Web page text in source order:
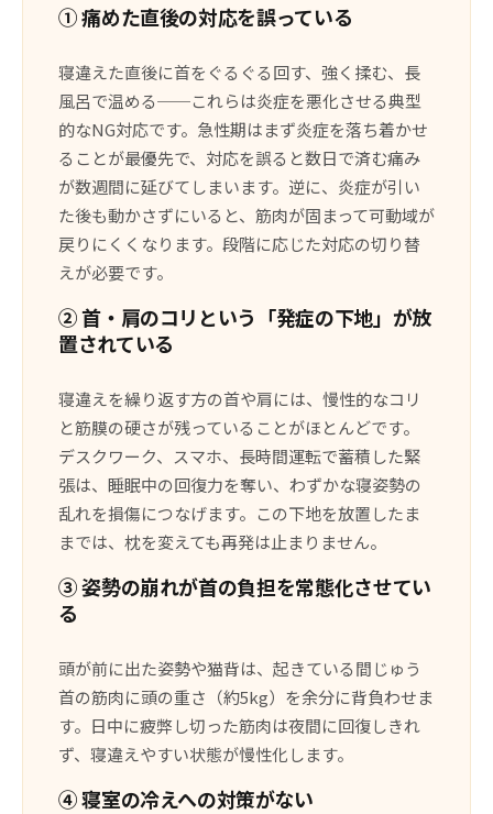
① 痛めた直後の対応を誤っている
寝違えた直後に首をぐるぐる回す、強く揉む、長
風呂で温める──これらは炎症を悪化させる典型
的なNG対応です。急性期はまず炎症を落ち着かせ
ることが最優先で、対応を誤ると数日で済む痛み
が数週間に延びてしまいます。逆に、炎症が引い
た後も動かさずにいると、筋肉が固まって可動域が
戻りにくくなります。段階に応じた対応の切り替
えが必要です。
② 首・肩のコリという「発症の下地」が放
置されている
寝違えを繰り返す方の首や肩には、慢性的なコリ
と筋膜の硬さが残っていることがほとんどです。
デスクワーク、スマホ、長時間運転で蓄積した緊
張は、睡眠中の回復力を奪い、わずかな寝姿勢の
乱れを損傷につなげます。この下地を放置したま
までは、枕を変えても再発は止まりません。
③ 姿勢の崩れが首の負担を常態化させてい
る
頭が前に出た姿勢や猫背は、起きている間じゅう
首の筋肉に頭の重さ（約5kg）を余分に背負わせま
す。日中に疲弊し切った筋肉は夜間に回復しきれ
ず、寝違えやすい状態が慢性化します。
④ 寝室の冷えへの対策がない